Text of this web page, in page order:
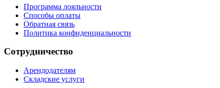
Программа лояльности
Способы оплаты
Обратная связь
Политика конфиденциальности
Сотрудничество
Арендодателям
Складские услуги